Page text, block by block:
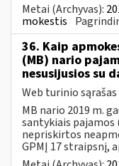
Metai (Archyvas):
mokestis
36. Kaip
(MB) nario
nesusijusios su
Web turinio sąrašas
MB nario 2019 m.
santykiais pajamos
nepriskirtos
GPMĮ 17 straipsnį,